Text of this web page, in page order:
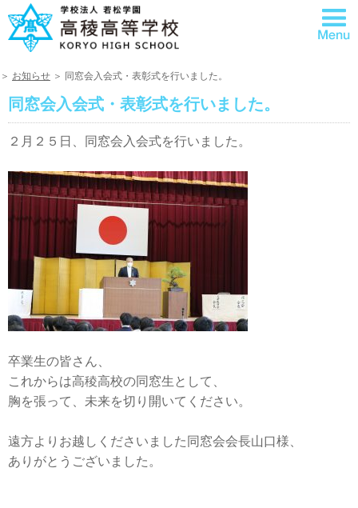
＞ お知らせ ＞ 同窓会入会式・表彰式を行いました。
同窓会入会式・表彰式を行いました。
２月２５日、同窓会入会式を行いました。
卒業生の皆さん、
これからは高稜高校の同窓生として、
胸を張って、未来を切り開いてください。
遠方よりお越しくださいました同窓会会長山口様、
ありがとうございました。